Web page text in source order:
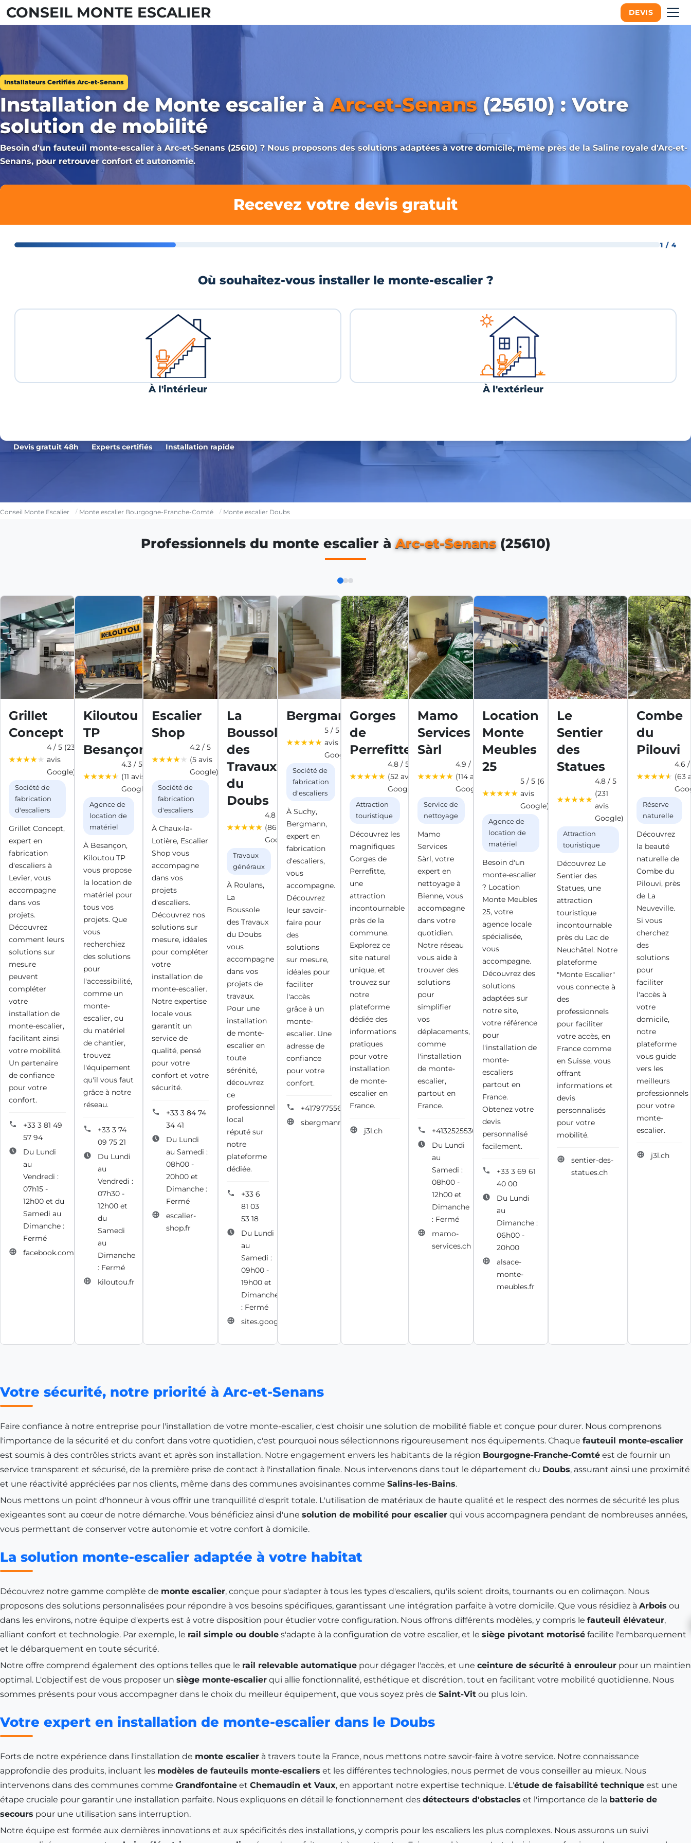
CONSEIL MONTE ESCALIER DEVIS
Installateurs Certifiés Arc-et-Senans
Installation de Monte escalier àArc-et-Senans(25610) : Votre
solution de mobilité
Besoin d'un fauteuil monte-escalier à Arc-et-Senans (25610) ? Nous proposons des solutions adaptées à votre domicile, même près de la Saline royale d'Arc-et-
Senans, pour retrouver confort et autonomie.
Recevez votre devis gratuit
1 / 4
Où souhaitez-vous installer le monte-escalier ?
À l'intérieur À l'extérieur
Devis gratuit 48h Experts certifiés Installation rapide
Conseil Monte Escalier Monte escalier Bourgogne-Franche-Comté Monte escalier Doubs
Professionnels du monte escalier àArc-et-Senans(25610)
Grillet
Concept
4 / 5 (23
avis
Google)
Société de
fabrication
d'escaliers
Grillet Concept,
expert en
fabrication
d'escaliers à
Levier, vous
accompagne
dans vos
projets.
Découvrez
comment leurs
solutions sur
mesure
peuvent
compléter
votre
installation de
monte-escalier,
facilitant ainsi
votre mobilité.
Un partenaire
de confiance
pour votre
confort.
+33 3 81 49
57 94
Du Lundi
au
Vendredi :
07h15 -
12h00 et du
Samedi au
Dimanche :
Fermé
facebook.com
Kiloutou
TP
Besançon
4.3 / 5
(11 avis
Google)
Agence de
location de
matériel
À Besançon,
Kiloutou TP
vous propose
la location de
matériel pour
tous vos
projets. Que
vous
recherchiez
des solutions
pour
l'accessibilité,
comme un
monte-
escalier, ou
du matériel
de chantier,
trouvez
l'équipement
qu'il vous faut
grâce à notre
réseau.
+33 3 74
09 75 21
Du Lundi
au
Vendredi :
07h30 -
12h00 et
du
Samedi
au
Dimanche
: Fermé
kiloutou.fr
Escalier
Shop
4.2 / 5
(5 avis
Google)
Société de
fabrication
d'escaliers
À Chaux-la-
Lotière, Escalier
Shop vous
accompagne
dans vos
projets
d'escaliers.
Découvrez nos
solutions sur
mesure, idéales
pour compléter
votre
installation de
monte-escalier.
Notre expertise
locale vous
garantit un
service de
qualité, pensé
pour votre
confort et votre
sécurité.
+33 3 84 74
34 41
Du Lundi
au Samedi :
08h00 -
20h00 et
Dimanche :
Fermé
escalier-
shop.fr
La
Boussole
des
Travaux
du
Doubs
4.8 / 5
(86 avis
Google)
Travaux
généraux
À Roulans,
La
Boussole
des Travaux
du Doubs
vous
accompagne
dans vos
projets de
travaux.
Pour une
installation
de monte-
escalier en
toute
sérénité,
découvrez
ce
professionnel
local
réputé sur
notre
plateforme
dédiée.
+33 6
81 03
53 18
Du Lundi
au
Samedi :
09h00 -
19h00 et
Dimanche
: Fermé
sites.google.com
Bergmann
5 / 5 (2
avis
Google)
Société de
fabrication
d'escaliers
À Suchy,
Bergmann,
expert en
fabrication
d'escaliers,
vous
accompagne.
Découvrez
leur savoir-
faire pour
des
solutions
sur mesure,
idéales pour
faciliter
l'accès
grâce à un
monte-
escalier. Une
adresse de
confiance
pour votre
confort.
+41797755642
sbergmann.ch
Gorges
de
Perrefitte
4.8 / 5
(52 avis
Google)
Attraction
touristique
Découvrez les
magnifiques
Gorges de
Perrefitte,
une
attraction
incontournable
près de la
commune.
Explorez ce
site naturel
unique, et
trouvez sur
notre
plateforme
dédiée des
informations
pratiques
pour votre
installation
de monte-
escalier en
France.
j3l.ch
Mamo
Services
Sàrl
4.9 / 5
(114 avis
Google)
Service de
nettoyage
Mamo
Services
Sàrl, votre
expert en
nettoyage à
Bienne, vous
accompagne
dans votre
quotidien.
Notre réseau
vous aide à
trouver des
solutions
pour
simplifier
vos
déplacements,
comme
l'installation
de monte-
escalier,
partout en
France.
+41325255308
Du Lundi
au
Samedi :
08h00 -
12h00 et
Dimanche
: Fermé
mamo-
services.ch
Location
Monte
Meubles
25
5 / 5 (6
avis
Google)
Agence de
location de
matériel
Besoin d'un
monte-escalier
? Location
Monte Meubles
25, votre
agence locale
spécialisée,
vous
accompagne.
Découvrez des
solutions
adaptées sur
notre site,
votre référence
pour
l'installation de
monte-
escaliers
partout en
France.
Obtenez votre
devis
personnalisé
facilement.
+33 3 69 61
40 00
Du Lundi
au
Dimanche :
06h00 -
20h00
alsace-
monte-
meubles.fr
Le
Sentier
des
Statues
4.8 / 5
(231
avis
Google)
Attraction
touristique
Découvrez Le
Sentier des
Statues, une
attraction
touristique
incontournable
près du Lac de
Neuchâtel. Notre
plateforme
"Monte Escalier"
vous connecte à
des
professionnels
pour faciliter
votre accès, en
France comme
en Suisse, vous
offrant
informations et
devis
personnalisés
pour votre
mobilité.
sentier-des-
statues.ch
Combe
du
Pilouvi
4.6
(63
Réserve
naturelle
Découvrez
la beauté
naturelle de
Combe du
Pilouvi, près
de La
Neuveville.
Si vous
cherchez
des
solutions
pour
faciliter
l'accès à
votre
domicile,
notre
plateforme
vous guide
vers les
meilleurs
professionnels
pour votre
monte-
escalier.
j3l.ch
Votre sécurité, notre priorité à Arc-et-Senans
Faire confiance à notre entreprise pour l'installation de votre monte-escalier, c'est choisir une solution de mobilité fiable et conçue pour durer. Nous comprenons
l'importance de la sécurité et du confort dans votre quotidien, c'est pourquoi nous sélectionnons rigoureusement nos équipements. Chaque fauteuil monte-escalier
est soumis à des contrôles stricts avant et après son installation. Notre engagement envers les habitants de la région Bourgogne-Franche-Comté est de fournir un
service transparent et sécurisé, de la première prise de contact à l'installation finale. Nous intervenons dans tout le département du Doubs, assurant ainsi une proximité
et une réactivité appréciées par nos clients, même dans des communes avoisinantes comme Salins-les-Bains.
Nous mettons un point d'honneur à vous offrir une tranquillité d'esprit totale. L'utilisation de matériaux de haute qualité et le respect des normes de sécurité les plus
exigeantes sont au cœur de notre démarche. Vous bénéficiez ainsi d'une solution de mobilité pour escalier qui vous accompagnera pendant de nombreuses années,
vous permettant de conserver votre autonomie et votre confort à domicile.
La solution monte-escalier adaptée à votre habitat
Découvrez notre gamme complète de monte escalier, conçue pour s'adapter à tous les types d'escaliers, qu'ils soient droits, tournants ou en colimaçon. Nous
proposons des solutions personnalisées pour répondre à vos besoins spécifiques, garantissant une intégration parfaite à votre domicile. Que vous résidiez à Arbois ou
dans les environs, notre équipe d'experts est à votre disposition pour étudier votre configuration. Nous offrons différents modèles, y compris le fauteuil élévateur,
alliant confort et technologie. Par exemple, le rail simple ou double s'adapte à la configuration de votre escalier, et le siège pivotant motorisé facilite l'embarquement
et le débarquement en toute sécurité.
Notre offre comprend également des options telles que le rail relevable automatique pour dégager l'accès, et une ceinture de sécurité à enrouleur pour un maintien
optimal. L'objectif est de vous proposer un siège monte-escalier qui allie fonctionnalité, esthétique et discrétion, tout en facilitant votre mobilité quotidienne. Nous
sommes présents pour vous accompagner dans le choix du meilleur équipement, que vous soyez près de Saint-Vit ou plus loin.
Votre expert en installation de monte-escalier dans le Doubs
Forts de notre expérience dans l'installation de monte escalier à travers toute la France, nous mettons notre savoir-faire à votre service. Notre connaissance
approfondie des produits, incluant les modèles de fauteuils monte-escaliers et les différentes technologies, nous permet de vous conseiller au mieux. Nous
intervenons dans des communes comme Grandfontaine et Chemaudin et Vaux, en apportant notre expertise technique. L'étude de faisabilité technique est une
étape cruciale pour garantir une installation parfaite. Nous expliquons en détail le fonctionnement des détecteurs d'obstacles et l'importance de la batterie de
secours pour une utilisation sans interruption.
Notre équipe est formée aux dernières innovations et aux spécificités des installations, y compris pour les escaliers les plus complexes. Nous assurons un suivi